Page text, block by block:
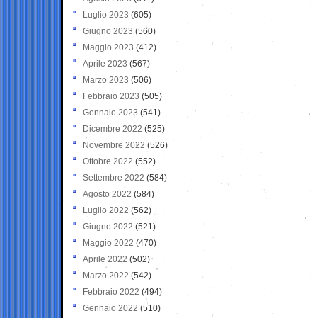
Luglio 2023 (605)
Giugno 2023 (560)
Maggio 2023 (412)
Aprile 2023 (567)
Marzo 2023 (506)
Febbraio 2023 (505)
Gennaio 2023 (541)
Dicembre 2022 (525)
Novembre 2022 (526)
Ottobre 2022 (552)
Settembre 2022 (584)
Agosto 2022 (584)
Luglio 2022 (562)
Giugno 2022 (521)
Maggio 2022 (470)
Aprile 2022 (502)
Marzo 2022 (542)
Febbraio 2022 (494)
Gennaio 2022 (510)